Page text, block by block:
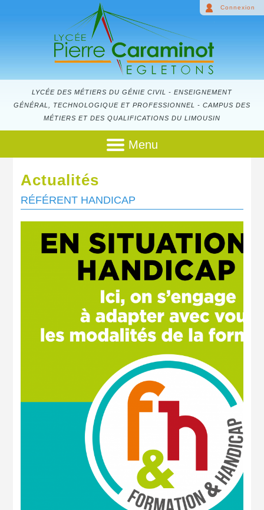
LYCÉE DES MÉTIERS DU GÉNIE CIVIL - ENSEIGNEMENT
GÉNÉRAL, TECHNOLOGIQUE ET PROFESSIONNEL - CAMPUS DES
MÉTIERS ET DES QUALIFICATIONS DU LIMOUSIN
Connexion
Menu
Actualités
RÉFÉRENT HANDICAP